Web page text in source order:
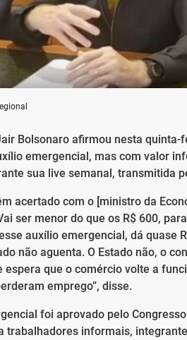
Bolsonaro afirmou nesta
emergencial, mas com valor
sua live semanal, transmitida
acertado com o [ministro da
ser menor do que os R$ 600,
auxílio emergencial, dá quase
não aguenta. O Estado não, o
espera que o comércio volte a
emprego”, disse.
foi aprovado pelo
trabalhadores informais,